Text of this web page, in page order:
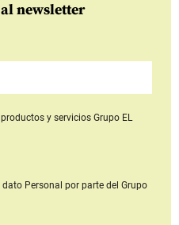
al newsletter
y serviciosGrupo EL
Personal por parte del Grupo